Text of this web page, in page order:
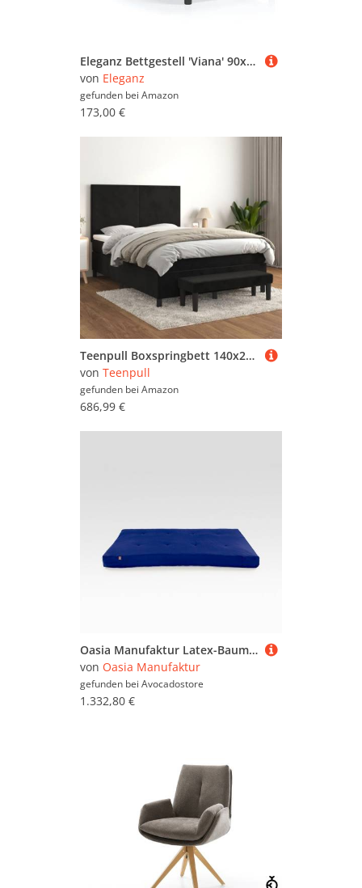
Federkernmatratzen (8.320)
Gelmatratzen (1.439)
Kaltschaummatratzen
(13.386)
Latexmatratzen (2.707)
Naturmatratzen (250.253)
Rollroste (2.123)
Verstellbare Lattenroste
(10.181)
Nachtlichter (34.518)
Sitzsäcke (30.118)
Wandlampen für das
Kinderzimmer (2.121)
Wickelkommoden (1.882)
Wohntextilien für Kinder
Eleganz Bettgestell 'Viana' 90x200 cm schwarz Kunstleder - Modernes Bett ohne Matratze für Schlafzimmer, langlebig & pflegeleicht
von Eleganz
gefunden bei Amazon
173,00 €
Teenpull Boxspringbett 140x200 cm Schwarz, Samtstoff, Höhenverstellbares Kopfteil, Taschenfederkernmatratze, Matratzenauflage, Inklusive Bank für Schlafzimmer
von Teenpull
gefunden bei Amazon
686,99 €
Oasia Manufaktur Latex-Baumwoll-Schurwoll-Matratze (stützend)
von Oasia Manufaktur
gefunden bei Avocadostore
1.332,80 €